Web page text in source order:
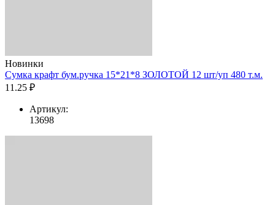
Новинки
Сумка крафт бум.ручка 15*21*8 ЗОЛОТОЙ 12 шт/уп 480 т.м.
11.25 ₽
Артикул:
13698